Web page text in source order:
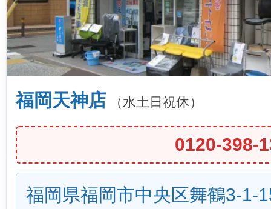
福岡天神店 （水土日祝休）
0120-398-
福岡県福岡市中央区舞鶴3-1-